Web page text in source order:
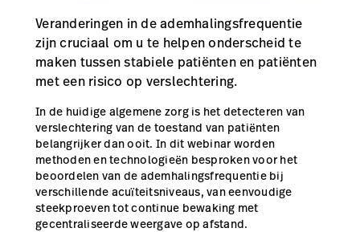
Veranderingen in de ademhalingsfrequentie
zijn cruciaal om u te helpen onderscheid te
maken tussen stabiele patiënten en patiënten
met een risico op verslechtering.
In de huidige algemene zorg is het detecteren van
verslechtering van de toestand van patiënten
belangrijker dan ooit. In dit webinar worden
methoden en technologieën besproken voor het
beoordelen van de ademhalingsfrequentie bij
verschillende acuïteitsniveaus, van eenvoudige
steekproeven tot continue bewaking met
gecentraliseerde weergave op afstand.